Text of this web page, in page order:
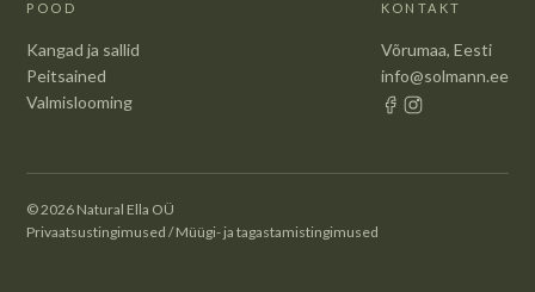
POOD
Kangad ja sallid
Peitsained
Valmislooming
KONTAKT
Võrumaa, Eesti
info@solmann.ee
© 2026 Natural Ella OÜ
Privaatsustingimused /Müügi- ja tagastamistingimused